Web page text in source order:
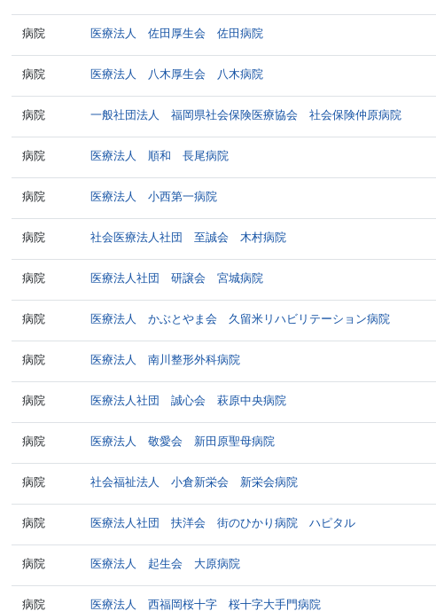
病院 医療法人 佐田厚生会 佐田病院
病院 医療法人 八木厚生会 八木病院
病院 一般社団法人 福岡県社会保険医療協会 社会保険仲原病院
病院 医療法人 順和 長尾病院
病院 医療法人 小西第一病院
病院 社会医療法人社団 至誠会 木村病院
病院 医療法人社団 研譲会 宮城病院
病院 医療法人 かぶとやま会 久留米リハビリテーション病院
病院 医療法人 南川整形外科病院
病院 医療法人社団 誠心会 萩原中央病院
病院 医療法人 敬愛会 新田原聖母病院
病院 社会福祉法人 小倉新栄会 新栄会病院
病院 医療法人社団 扶洋会 街のひかり病院 ハピタル
病院 医療法人 起生会 大原病院
病院 医療法人 西福岡桜十字 桜十字大手門病院